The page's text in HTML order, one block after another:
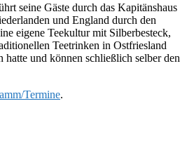
seine Gäste durch das Kapitänshaus
und England durch den
eigene Teekultur mit Silberbesteck,
Teetrinken in Ostfriesland
und können schließlich selber den
Termine.